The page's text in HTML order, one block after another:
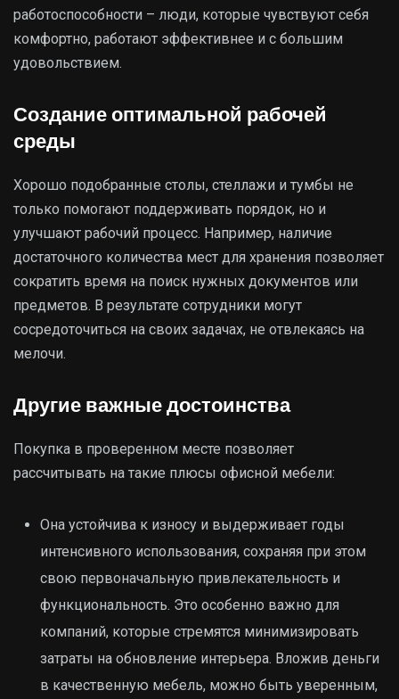
работоспособности – люди, которые чувствуют себя
комфортно, работают эффективнее и с большим
удовольствием.
Создание оптимальной рабочей
среды
Хорошо подобранные столы, стеллажи и тумбы не
только помогают поддерживать порядок, но и
улучшают рабочий процесс. Например, наличие
достаточного количества мест для хранения позволяет
сократить время на поиск нужных документов или
предметов. В результате сотрудники могут
сосредоточиться на своих задачах, не отвлекаясь на
мелочи.
Другие важные достоинства
Покупка в проверенном месте позволяет
рассчитывать на такие плюсы офисной мебели:
Она устойчива к износу и выдерживает годы
интенсивного использования, сохраняя при этом
свою первоначальную привлекательность и
функциональность. Это особенно важно для
компаний, которые стремятся минимизировать
затраты на обновление интерьера. Вложив деньги
в качественную мебель, можно быть уверенным,